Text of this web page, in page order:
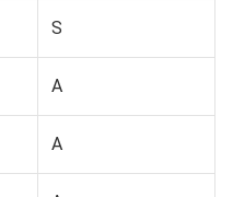
S
A
A